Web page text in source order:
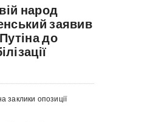
народ
заявив
до
заклики опозиції